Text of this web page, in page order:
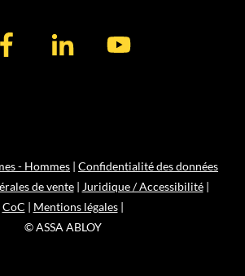
- Hommes | Confidentialité des données
de vente| Juridique / Accessibilité|
CoC | Mentions légales|
© ASSA ABLOY